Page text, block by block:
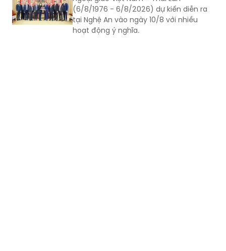
(6/8/1976 - 6/8/2026) dự kiến diễn ra
tại Nghệ An vào ngày 10/8 với nhiều
hoạt động ý nghĩa.